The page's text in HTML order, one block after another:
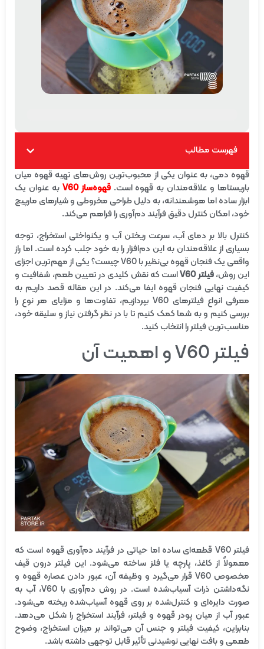
فهرست مطالب
قهوه دمی، به عنوان یکی از محبوب‌ترین روش‌های تهیه قهوه میان
باریستاها و علاقه‌مندان به قهوه است.قهوه‌ساز V60
به عنوان یک
ابزار ساده اما هوشمندانه، به دلیل طراحی مخروطی و شیارهای مارپیچ
خود، امکان کنترل دقیق فرآیند دم‌آوری را فراهم می‌کند.
کنترل بالا بر دمای آب، سرعت ریختن آب و یکنواختی استخراج، توجه
بسیاری از علاقه‌مندان به این دم‌افزار را به خود جلب کرده است. اما راز
واقعی یک فنجان قهوه بی‌نظیر با V60 چیست؟ یکی از مهم‌ترین اجزای
این روش،فیلتر V60
است که نقش کلیدی در تعیین طعم، شفافیت و
کیفیت نهایی فنجان قهوه ایفا می‌کند. در این مقاله قصد داریم به
معرفی انواع فیلترهای V60 بپردازیم، تفاوت‌ها و مزایای هر نوع را
بررسی کنیم و به شما کمک کنیم تا با در نظر گرفتن نیاز و سلیقه خود،
مناسب‌ترین فیلتر را انتخاب کنید.
فیلتر V60 و اهمیت آن
فیلتر V60 قطعه‌ای ساده اما حیاتی در فرآیند دم‌آوری قهوه است که
معمولاً از کاغذ، پارچه یا فلز ساخته می‌شود. این فیلتر درون قیف
مخصوص V60 قرار می‌گیرد و وظیفه‌ آن، عبور دادن عصاره قهوه و
نگه‌داشتن ذرات آسیاب‌شده است. در روش دم‌آوری با V60، آب به
صورت دایره‌ای و کنترل‌شده بر روی قهوه آسیاب‌شده ریخته می‌شود.
عبور آب از میان پودر قهوه و فیلتر، فرآیند استخراج را شکل می‌دهد.
بنابراین، کیفیت فیلتر و جنس آن می‌تواند بر میزان استخراج، وضوح
طعمی و بافت نهایی نوشیدنی تأثیر قابل توجهی داشته باشد.